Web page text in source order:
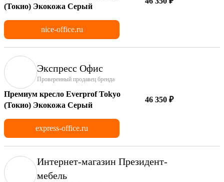
(Токио) Экокожа Серый
nice-office.ru
Экспресс Офис
Проверенный продавец бренда
Премиум кресло Everprof Tokyo
(Токио) Экокожа Серый
46 350 ₽
express-office.ru
Интернет-магазин Президент-
мебель